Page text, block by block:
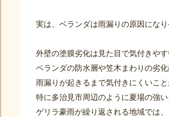
実は、ベランダは雨漏りの原因にな
外壁の塗膜劣化は見た目で気付きやす
ベランダの防水層や笠木まわりの劣化
雨漏りが起きるまで気付きにくいこ
特に多治見市周辺のように夏場の強
ゲリラ豪雨が繰り返される地域では、